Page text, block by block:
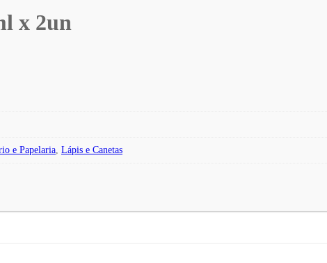
x 2un
e Papelaria, Lápis e Canetas